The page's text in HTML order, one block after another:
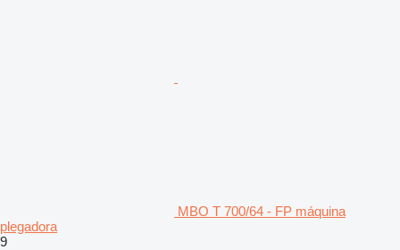
MBO T 700/64 - FP máquina
plegadora
9